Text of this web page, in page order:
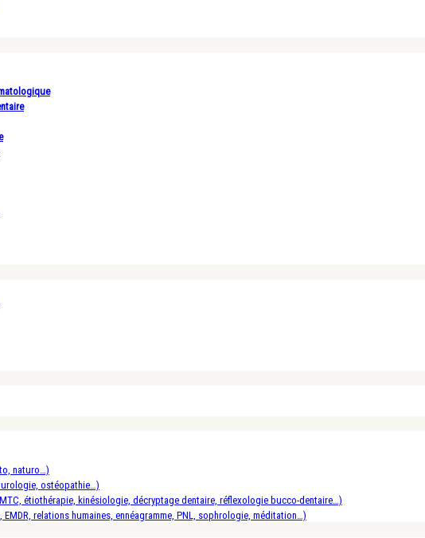
naturo…)
ostéopathie…)
étiothérapie, kinésiologie, décryptage dentaire, réflexologie bucco-dentaire…)
relations humaines, ennéagramme, PNL, sophrologie, méditation…)